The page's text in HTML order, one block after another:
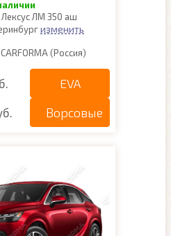
Лексус ЛМ 350 аш
изменить
CARFORMA (Россия)
EVA
Ворсовые